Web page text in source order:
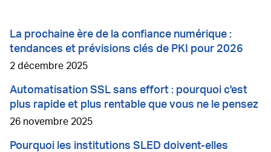
La prochaine ère de la confiance numérique :
tendances et prévisions clés de PKI pour 2026
2 décembre 2025
Automatisation SSL sans effort : pourquoi c'est
plus rapide et plus rentable que vous ne le pensez
26 novembre 2025
Pourquoi les institutions SLED doivent-elles